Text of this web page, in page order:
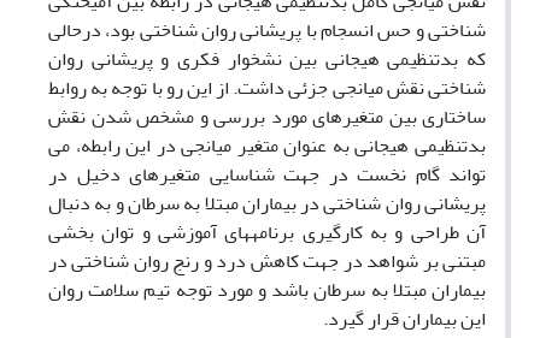
شناختی و حس انسجام با پریشانی روان شناختی بود، درحالی
که بدتنظیمی هیجانی بین نشخوار فکری و پریشانی روان
شناختی نقش میانجی جزئی داشت. از این رو با توجه به روابط
ساختاری بین متغیرهای مورد بررسی و مشخص شدن نقش
بدتنظیمی هیجانی به عنوان متغیر میانجی در این رابطه، می
تواند گام نخست در جهت شناسایی متغیرهای دخیل در
پریشانی روان شناختی در بیماران مبتلا به سرطان و به دنبال
آن طراحی و به کارگیری برنامه­های آموزشی و توان بخشی
مبتنی بر شواهد در جهت کاهش درد و رنج روان شناختی در
بیماران مبتلا به سرطان باشدومورد توجه تیم سلامت روان
این بیماران قرار گیرد.